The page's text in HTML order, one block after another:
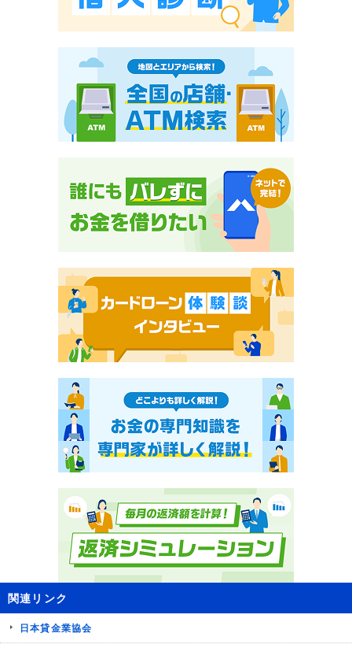
関連リンク
日本貸金業協会